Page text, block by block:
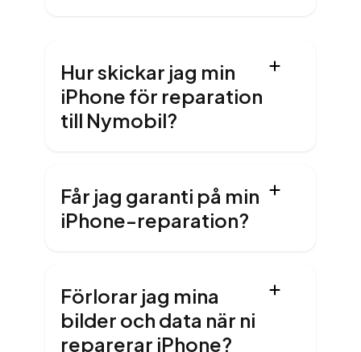
Hur skickar jag min
iPhone för reparation
till Nymobil?
Får jag garanti på min
iPhone-reparation?
Förlorar jag mina
bilder och data när ni
reparerar iPhone?